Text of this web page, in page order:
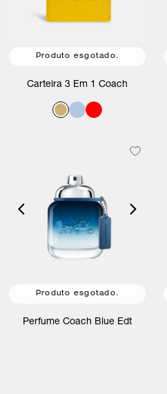
Produto esgotado.
Carteira 3 Em 1 Coach
Produto esgotado.
Perfume Coach Blue Edt